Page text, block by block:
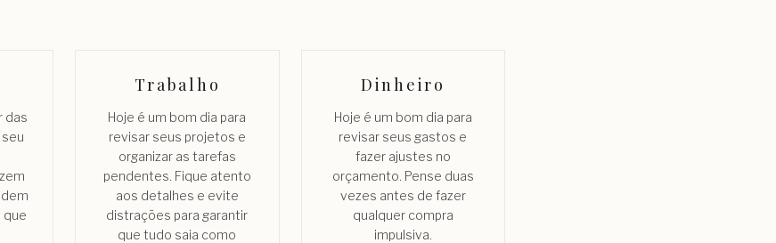
das
que
Trabalho
Hoje é um bom dia para
revisar seus projetos e
organizar as tarefas
pendentes. Fique atento
aos detalhes e evite
distrações para garantir
que tudo saia como
Dinheiro
Hoje é um bom dia para
revisar seus gastos e
fazer ajustes no
orçamento. Pense duas
vezes antes de fazer
qualquer compra
impulsiva.